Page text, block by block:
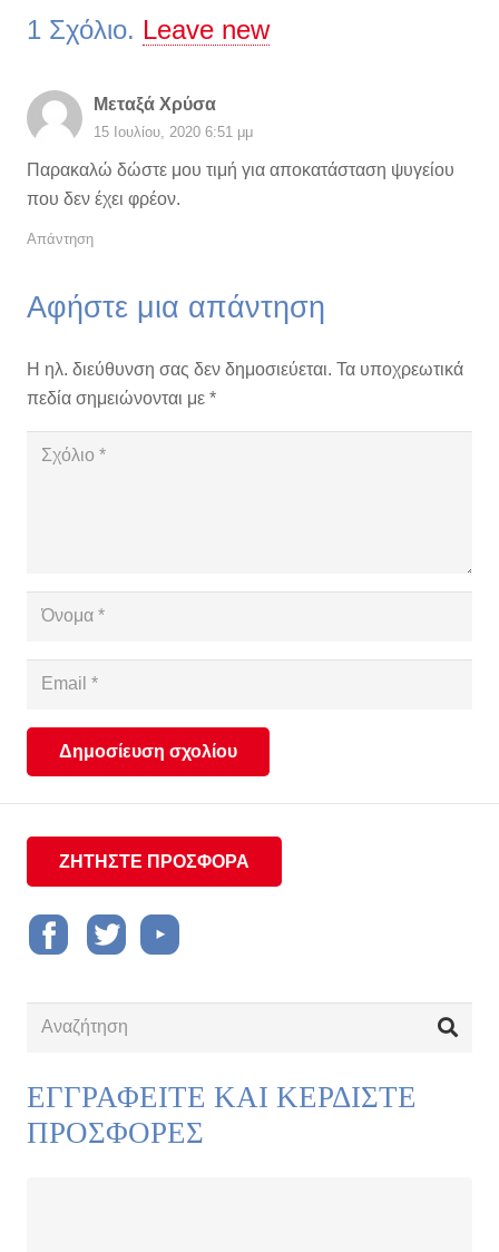
1 Σχόλιο. Leave new
Μεταξά Χρύσα
15 Ιουλίου, 2020 6:51 μμ
Παρακαλώ δώστε μου τιμή για αποκατάσταση ψυγείου
που δεν έχει φρέον.
Απάντηση
Αφήστε μια απάντηση
Η ηλ. διεύθυνση σας δεν δημοσιεύεται. Τα υποχρεωτικά
πεδία σημειώνονται με *
Δημοσίευση σχολίου
ΖΗΤΗΣΤΕ ΠΡΟΣΦΟΡΑ
ΕΓΓΡΑΦΕΙΤΕ ΚΑΙ ΚΕΡΔΙΣΤΕ
ΠΡΟΣΦΟΡΕΣ